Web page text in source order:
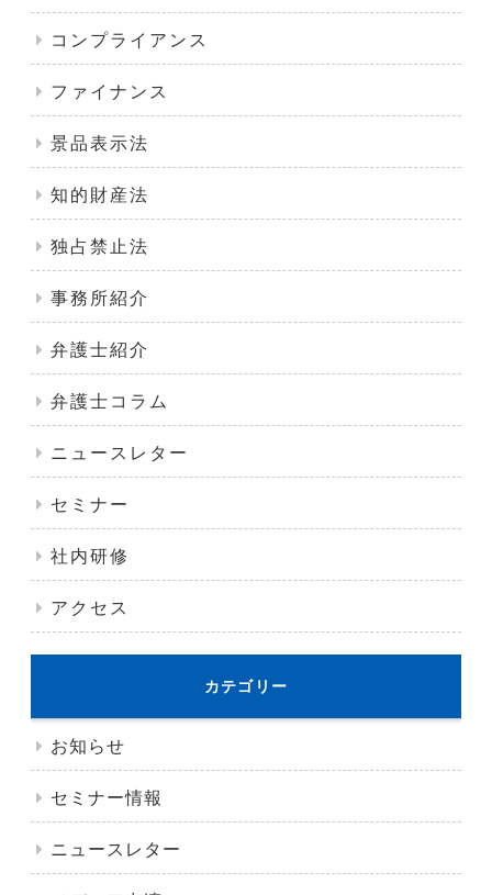
コンプライアンス
ファイナンス
景品表示法
知的財産法
独占禁止法
事務所紹介
弁護士紹介
弁護士コラム
ニュースレター
セミナー
社内研修
アクセス
カテゴリー
お知らせ
セミナー情報
ニュースレター